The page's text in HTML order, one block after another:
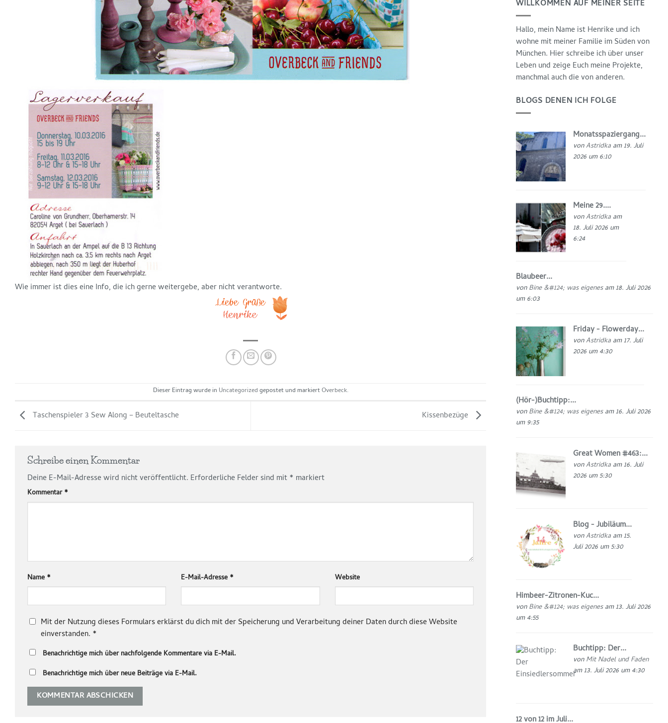
Wie immer ist dies eine Info, die ich gerne weitergebe, aber nicht verantworte.
Dieser Eintrag wurde in Uncategorized gepostet und markiertOverbeck.
Taschenspieler 3 Sew Along – Beuteltasche Kissenbezüge
Schreibe einen Kommentar
Deine E-Mail-Adresse wird nicht veröffentlicht. Erforderliche Felder sind mit* markiert
Kommentar*
Name * E-Mail-Adresse * Website
Mit der Nutzung dieses Formulars erklärst du dich mit der Speicherung und Verarbeitung deiner Daten durch diese Website
einverstanden. *
Benachrichtige mich über nachfolgende Kommentare via E-Mail.
Benachrichtige mich über neue Beiträge via E-Mail.
WILLKOMMEN AUF MEINER SEITE
Hallo, mein Name ist Henrike und ich
wohne mit meiner Familie im Süden von
München. Hier schreibe ich über unser
Leben und zeige Euch meine Projekte,
manchmal auch die von anderen.
BLOGS DENEN ICH FOLGE
Monatsspaziergang...
vonAstridka am 19. Juli
2026 um 6:10
Meine 29....
vonAstridka am
18. Juli 2026 um
6:24
Blaubeer...
vonBine &#124; was eigenesam 18. Juli 2026
um 6:03
Friday - Flowerday...
vonAstridka am 17. Juli
2026 um 4:30
(Hör-)Buchtipp:...
vonBine &#124; was eigenesam 16. Juli 2026
um 9:35
Great Women #463:...
vonAstridka am 16. Juli
2026 um 5:30
Blog - Jubiläum...
vonAstridka am 15.
Juli 2026 um 5:30
Himbeer-Zitronen-Kuc...
vonBine &#124; was eigenesam 13. Juli 2026
um 4:55
Buchtipp: Der...
vonMit Nadel und Faden
am 13. Juli 2026 um 4:30
12 von 12 im Juli...